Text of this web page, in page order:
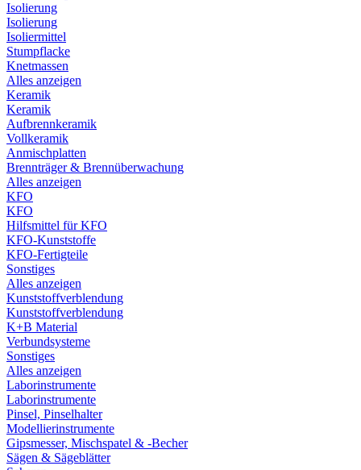
Isolierung
Isolierung
Isoliermittel
Stumpflacke
Knetmassen
Alles anzeigen
Keramik
Keramik
Aufbrennkeramik
Vollkeramik
Anmischplatten
Brennträger & Brennüberwachung
Alles anzeigen
KFO
KFO
Hilfsmittel für KFO
KFO-Kunststoffe
KFO-Fertigteile
Sonstiges
Alles anzeigen
Kunststoffverblendung
Kunststoffverblendung
K+B Material
Verbundsysteme
Sonstiges
Alles anzeigen
Laborinstrumente
Laborinstrumente
Pinsel, Pinselhalter
Modellierinstrumente
Gipsmesser, Mischspatel & -Becher
Sägen & Sägeblätter